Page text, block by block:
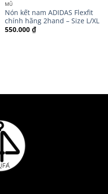
MŨ
Nón kết nam ADIDAS Flexfit
chính hãng 2hand – Size L/XL
550.000 ₫